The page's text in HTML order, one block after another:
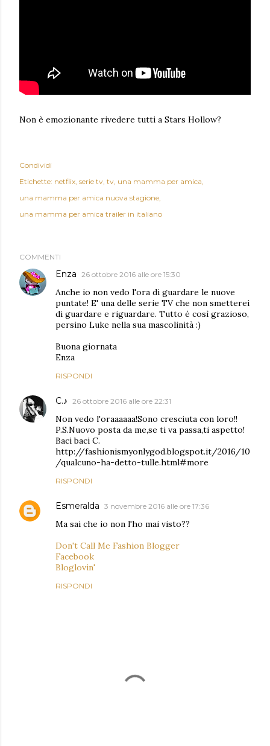
Non è emozionante rivedere tutti a Stars Hollow?
Condividi
Etichette: netflix serie tv tv una mamma per amica
una mamma per amica nuova stagione
una mamma per amica trailer in italiano
COMMENTI
Enza 26 ottobre 2016 alle ore 15:30
Anche io non vedo l'ora di guardare le nuove
puntate! E' una delle serie TV che non smetterei
di guardare e riguardare. Tutto è così grazioso,
persino Luke nella sua mascolinità :)
Buona giornata
Enza
RISPONDI
C.♪ 26 ottobre 2016 alle ore 22:31
Non vedo l'oraaaaaa!Sono cresciuta con loro!!
P.S.Nuovo posta da me,se ti va passa,ti aspetto!
Baci baci C.
http://fashionismyonlygod.blogspot.it/2016/10
/qualcuno-ha-detto-tulle.html#more
RISPONDI
Esmeralda 3 novembre 2016 alle ore 17:36
Ma sai che io non l'ho mai visto??
Don't Call Me Fashion Blogger
Facebook
Bloglovin'
RISPONDI